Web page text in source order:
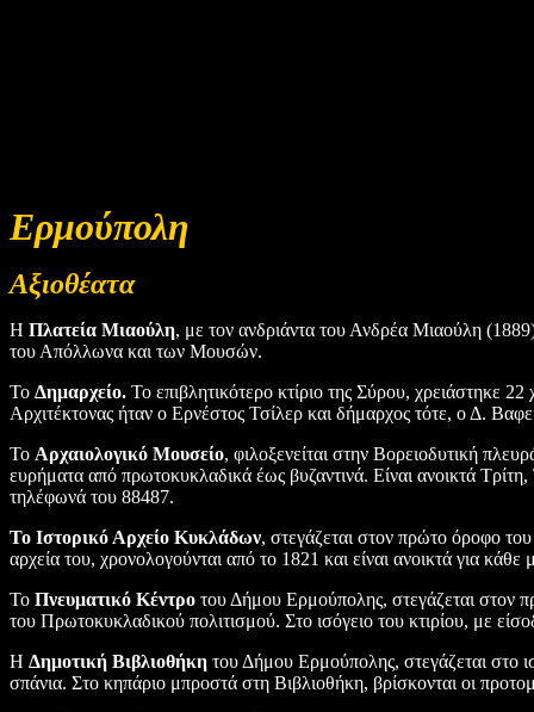
Ερμούπολη
Αξιοθέατα
Η Πλατεία Μιαούλη, με τον ανδριάντα του Ανδρέα Μιαούλη
του Απόλλωνα και των Μουσών.
Το Δημαρχείο. Το επιβλητικότερο κτίριο της Σύρου, χρειάστηκε
Αρχιτέκτονας ήταν ο Ερνέστος Τσίλερ και δήμαρχος τότε, ο Δ.
Το Αρχαιολογικό Μουσείο, φιλοξενείται στην Βορειοδυτική
ευρήματα από πρωτοκυκλαδικά έως βυζαντινά. Είναι ανοικτά
τηλέφωνά του 88487.
Το Ιστορικό Αρχείο Κυκλάδων, στεγάζεται στον πρώτο όροφο
αρχεία του, χρονολογούνται από το 1821 και είναι ανοικτά για
Το Πνευματικό Κέντρο του Δήμου Ερμούπολης, στεγάζεται στον
του Πρωτοκυκλαδικού πολιτισμού. Στο ισόγειο του κτιρίου, με
Η Δημοτική Βιβλιοθήκη του Δήμου Ερμούπολης, στεγάζεται στο
σπάνια. Στο κηπάριο μπροστά στη Βιβλιοθήκη, βρίσκονται οι